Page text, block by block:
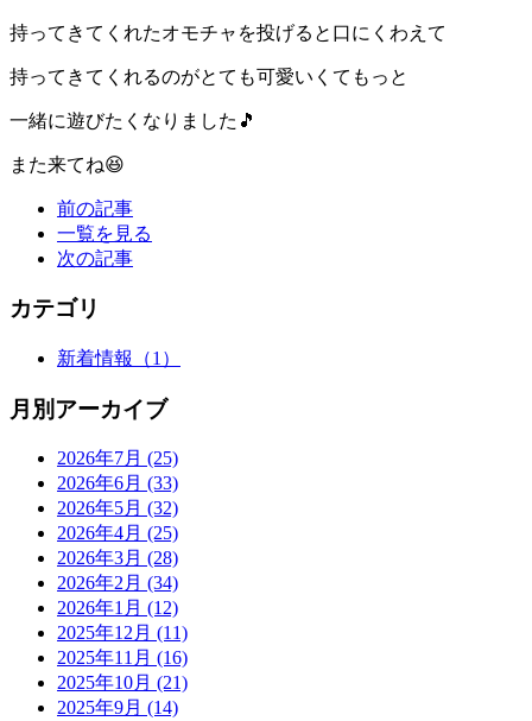
持ってきてくれたオモチャを投げると口にくわえて
持ってきてくれるのがとても可愛いくてもっと
一緒に遊びたくなりました🎵
また来てね😆
前の記事
一覧を見る
次の記事
カテゴリ
新着情報 （1）
月別アーカイブ
2026年7月 (25)
2026年6月 (33)
2026年5月 (32)
2026年4月 (25)
2026年3月 (28)
2026年2月 (34)
2026年1月 (12)
2025年12月 (11)
2025年11月 (16)
2025年10月 (21)
2025年9月 (14)